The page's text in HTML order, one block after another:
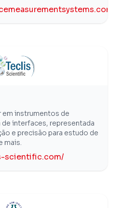
instrumentos de
de interfaces, representada
e precisão para estudo de
mais.
scientific.com/